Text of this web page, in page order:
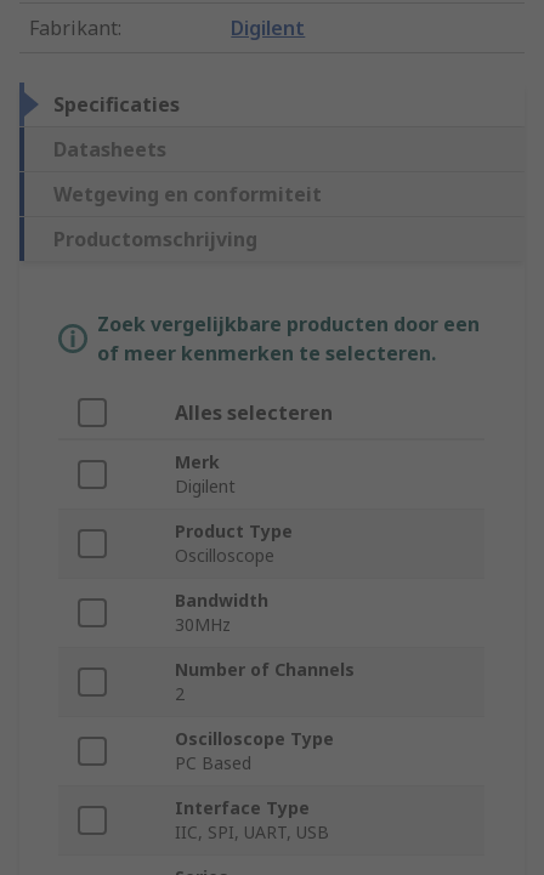
Fabrikant: Digilent
Specificaties
Datasheets
Wetgeving en conformiteit
Productomschrijving
Zoek vergelijkbare producten door een
of meer kenmerken te selecteren.
Alles selecteren
Merk
Digilent
Product Type
Oscilloscope
Bandwidth
30MHz
Number of Channels
2
Oscilloscope Type
PC Based
Interface Type
IIC, SPI, UART, USB